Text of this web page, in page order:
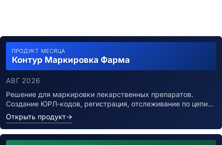
ПРОДУКТ МЕСЯЦА
Контур Маркировка Фарма
АВГ 2026
Решение для маркировки лекарственных препаратов.
Создание ЮРЛ-кодов, регистрация, отслеживание по цепи…
Открыть продукт→